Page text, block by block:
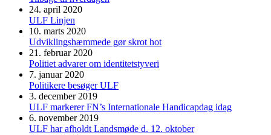
24. april 2020
ULF Linjen
10. marts 2020
Udviklingshæmmede gør skrot hot
21. februar 2020
Politiet advarer om identitetstyveri
7. januar 2020
Politikere besøger ULF
3. december 2019
ULF markerer FN’s Internationale Handicapdag idag
6. november 2019
ULF har afholdt Landsmøde d. 12. oktober